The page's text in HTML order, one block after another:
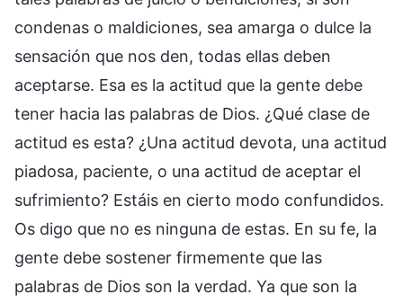
condenas o maldiciones, sea amarga o dulce la
sensación que nos den, todas ellas deben
aceptarse. Esa es la actitud que la gente debe
tener hacia las palabras de Dios. ¿Qué clase de
actitud es esta? ¿Una actitud devota, una actitud
piadosa, paciente, o una actitud de aceptar el
sufrimiento? Estáis en cierto modo confundidos.
Os digo que no es ninguna de estas. En su fe, la
gente debe sostener firmemente que las
palabras de Dios son la verdad. Ya que son la